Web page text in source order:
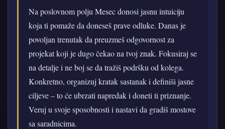
Na poslovnom polju Mesec donosi jasnu intuiciju
koja ti pomaže da doneseš prave odluke. Danas je
povoljan trenutak da preuzmeš odgovornost za
projekat koji je dugo čekao na tvoj znak. Fokusiraj se
na detalje i ne boj se da tražiš podršku od kolega.
Konkretno, organizuj kratak sastanak i definiši jasne
ciljeve – to će ubrzati napredak i doneti ti priznanje.
Veruj u svoje sposobnosti i nastavi da gradiš mostove
sa saradnicima.